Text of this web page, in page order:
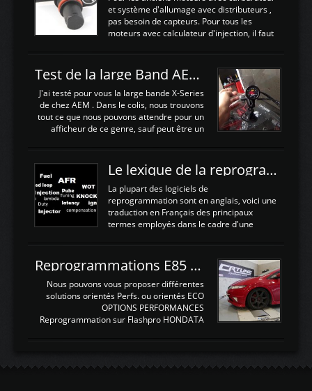
juste procédé à un déglaçage et au
remplacement de la segmentation, ainsi
que la pompe à huile, Joint de culasse HKS,
paire d'arbres a cames HKS est ajoutée
ainsi qu'un turbo GARETT ...
et système d'allumage avec distributeurs ,
pas besoin de capteurs. Pour tous les
moteurs avec calculateur d'injection, il faut
vilbrequin, Papillon, pedale.Les capteurs de
température; Eau, huile, échappement, air
d'admissionDébimetre (air)Les capteurs de
pression; suralimentation, essence, huile,
Capteurs de vitesse (boite ou roues) Les
Capteurs de position. Les capteurs de
électronique. C'est avec ces ...
Test de la large Band AEM X-Series 30-0300
J'ai testé pour vous la large bande X-Series
de chez AEM . Dans le colis, nous trouvons
tout ce que nous pouvons attendre pour un
afficheur de ce genre, sauf peut être un
https://www.youtube.com/embed/KAVwZKm-
JiU Au Déballage nous trouvons , l'afficheur
très fin et très léger , le faisceau de câbles
pour alimenter la sonde , le cable pour la
sonde AFR et bien sur la sonde. Elle est
d'utilisation très simple , 2 boutons en
fonctions ...
Le lexique de la reprogrammation Moteur
La plupart des logiciels de
reprogrammation sont en anglais, voici une
traduction en Français des principaux
termes employés dans le cadre d'une
N'hésitez pas à commenter si un terme
vous semble mal traduit ou manquant, au
plaisir de lire votre retour sur cet article
NOMTERME
COMPLETTRADUCTIONVALEURS
ATTENDUESIATIntake air
d'admissiontemp ex. pour atmo -30- 80°C
temperaturetemperature ldr moteurtemp
Reprogrammations E85 et SP98 pour Civic Type R FN2
Nous pouvons vous proposer différentes
solutions orientés Perfs. ou orientés ECO
OPTIONS PERFORMANCES
Reprogrammation sur Flashpro HONDATA
Injecteurs + Flashpro 1370€ TTC Le